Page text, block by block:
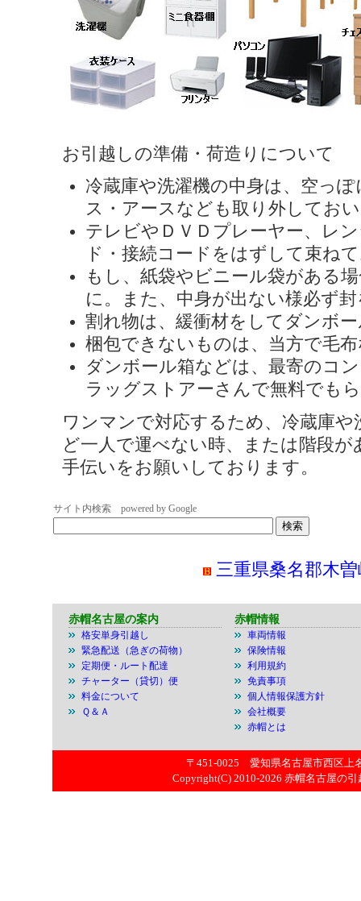
お引越しの準備・荷造りについて
冷蔵庫や洗濯機の中身は、空っ
ス・アースなども取り外してお
テレビやＤＶＤプレーヤー、レ
ド・接続コードをはずして束ね
もし、紙袋やビニール袋がある
に。また、中身が出ない様必ず
割れ物は、緩衝材をしてダンボ
梱包できないものは、当方で毛
ダンボール箱などは、最寄のコ
ラッグストアーさんで無料でも
ワンマンで対応するため、冷蔵庫
ど一人で運べない時、または階段
手伝いをお願いしております。
サイト内検索 powered by Google
三重県桑名郡木
赤帽名古屋の案内
格安単身引越し
緊急配送（急ぎの荷物）
定期便・ルート配達
チャーター（貸切）便
料金について
Ｑ＆Ａ
赤帽情報
車両情報
保険情報
利用規約
免責事項
個人情報保護方針
会社概要
赤帽とは
〒451-0025 愛知県名古屋市西区上
Copyright(C) 2010-2026 赤帽名古屋の引